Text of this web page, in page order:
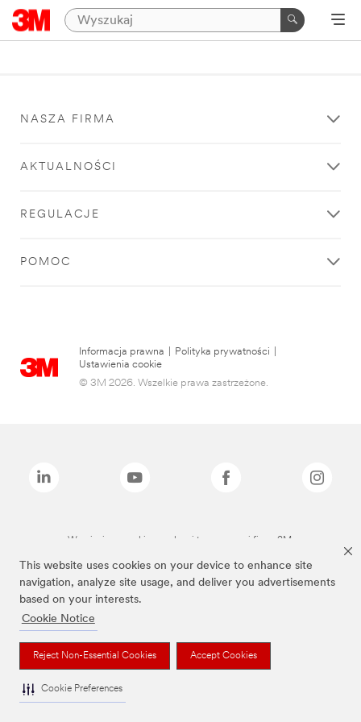
This website uses cookies on your device to enhance site
navigation, analyze site usage, and deliver you advertisements
based on your interests.
Cookie Notice
Reject Non-Essential Cookies Accept Cookies
Cookie Preferences
NASZA FIRMA
AKTUALNOŚCI
REGULACJE
POMOC
Informacja prawna Polityka prywatności
Ustawienia cookie
© 3M 2026. Wszelkie prawa zastrzeżone.
Wymienione marki są znakami towarowymi firmy 3M.